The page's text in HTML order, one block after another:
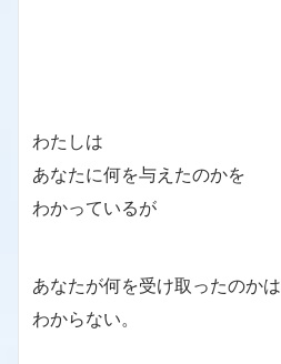
わたしは
あなたに何を与えたのかを
わかっているが
あなたが何を受け取ったのかは
わからない。